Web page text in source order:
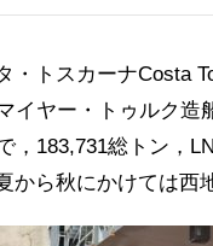
トスカーナCosta
イヤー・トゥルク
，183,731総トン，
ら秋にかけては西